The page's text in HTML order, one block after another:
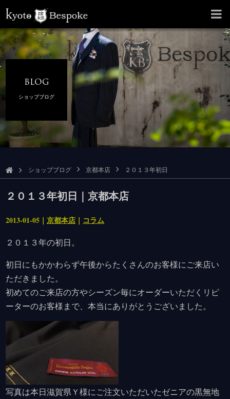
BLOG
ショップブログ
ショップブログ 京都本店 ２０１３年初日
２０１３年初日｜京都本店
2013-01-05｜京都本店 ｜ コラム
２０１３年の初日。
初日にもかかわらず午後からたくさんのお客様にご来店い
ただきました。
初めてのご来店の方やシーズン毎にオーダーいただくリピ
ーターのお客様まで、本当にありがとうございました。
写真は本日滋賀県Ｙ様にご注文いただいたゼニアの黒無地